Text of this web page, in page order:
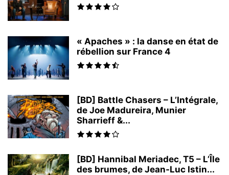
« Apaches » : la danse en état de
rébellion sur France 4
[BD] Battle Chasers – L’Intégrale,
de Joe Madureira, Munier
Sharrieff &...
[BD] Hannibal Meriadec, T5 – L’Île
des brumes, de Jean-Luc Istin...